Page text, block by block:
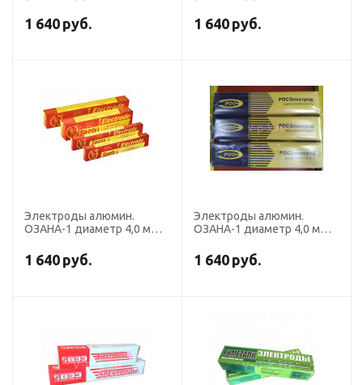
Риметалк)
1 640 руб.
Росэлектрод)
1 640 руб.
Электроды алюмин.
ОЗАНА-1 диаметр 4,0 мм
Спецэлектрод)
1 640 руб.
Электроды алюмин.
ОЗАНА-1 диаметр 4,0 мм
Росэлектрод)
1 640 руб.